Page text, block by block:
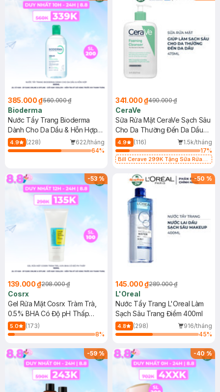
385.000 ₫560.000 ₫
Bioderma
Nước Tẩy Trang Bioderma
Dành Cho Da Dầu & Hỗn Hợp
500ml
4.9 (228)
622/tháng
64%
341.000 ₫490.000 ₫
CeraVe
Sữa Rửa Mặt CeraVe Sạch Sâu
Cho Da Thường Đến Da Dầu
473ml
4.9 (116)
1.5k/tháng
17%
Bill Cerave 299K Tặng Sữa Rửa
-53%
139.000 ₫298.000 ₫
Cosrx
Gel Rửa Mặt Cosrx Tràm Trà,
0.5% BHA Có Độ pH Thấp
150ml
5.0
(173)
8%
-50 %
145.000 ₫289.000 ₫
L'Oreal
Nước Tẩy Trang L'Oreal Làm
Sạch Sâu Trang Điểm 400ml
4.8 (298)
916/tháng
45%
-59% -40%